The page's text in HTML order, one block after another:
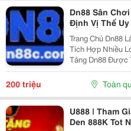
Dn88 Sân
Định Vị Thế
Trang Chủ Dn88
Tích Hợp Nhiều
Tảng Dn88 Được
Rút Nhanh Và Hỗ
Động. Thông Tin
Https://
200 triệu Toàn
U888 | Tham
Den 888K Tot